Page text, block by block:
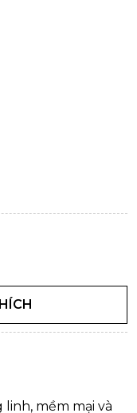
mềm mại và